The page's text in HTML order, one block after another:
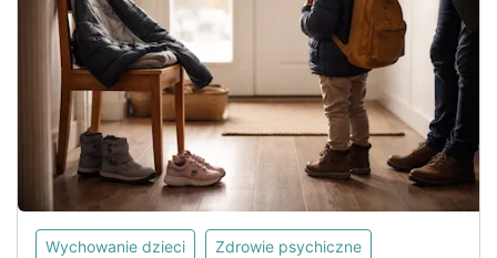
Wychowanie dzieci
Zdrowie psychiczne